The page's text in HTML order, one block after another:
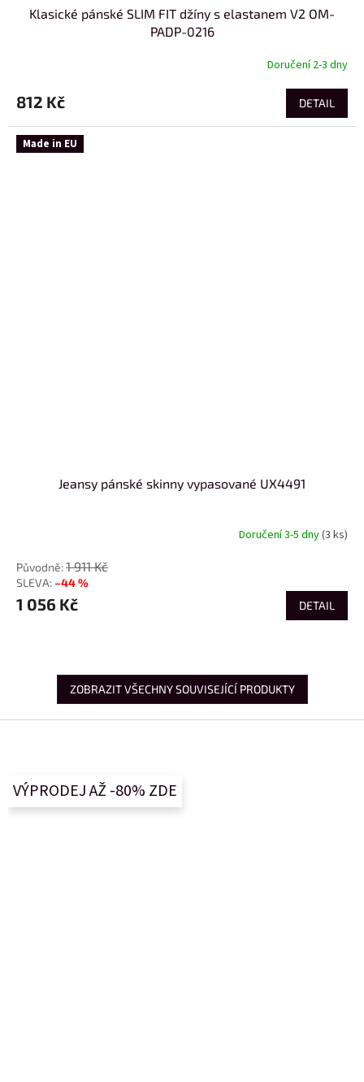
Klasické pánské SLIM FIT džíny s elastanem V2 OM-
PADP-0216
Doručení 2-3 dny
812 Kč DETAIL
Made in EU
Jeansy pánské skinny vypasované UX4491
Doručení 3-5 dny(3 ks)
1 911 Kč
–44 %
1 056 Kč DETAIL
ZOBRAZIT VŠECHNY SOUVISEJÍCÍ PRODUKTY
VÝPRODEJ AŽ -80% ZDE